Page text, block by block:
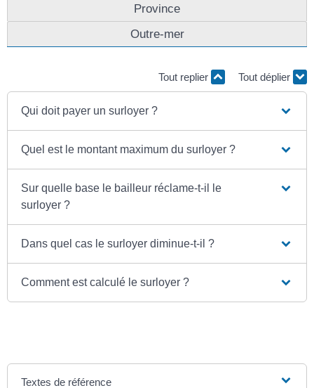
Province
Outre-mer
Tout replier Tout déplier
Qui doit payer un surloyer ?
Quel est le montant maximum du surloyer ?
Sur quelle base le bailleur réclame-t-il le
surloyer ?
Dans quel cas le surloyer diminue-t-il ?
Comment est calculé le surloyer ?
Textes de référence